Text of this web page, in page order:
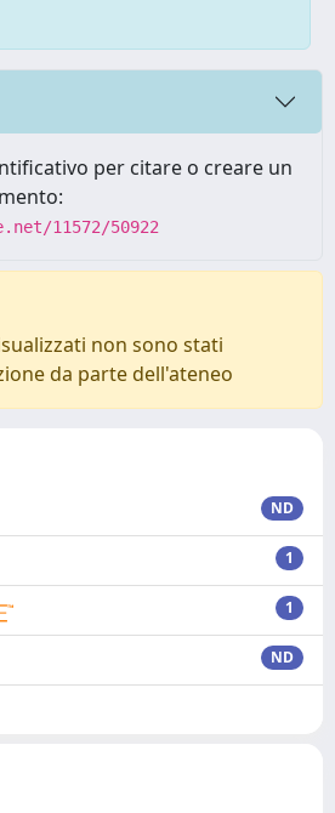
per citare o creare un
11572/50922
non sono stati
da parte dell'ateneo
ND
1
1
ND